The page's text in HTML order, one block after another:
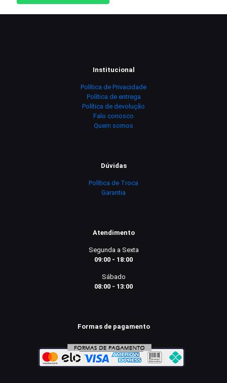
Institucional
Política de Privacidade
Política de entrega
Política de devolução
Falo conosco
Quem somos
Dúvidas
Política de Troca
Garantia
Atendimento
Segunda a Sexta
09:00 - 18:00
Sábado
08:00 - 13:00
Formas de pagamento